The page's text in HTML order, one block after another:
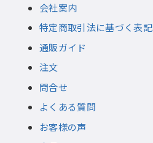
会社案内
特定商取引法に基づく表記
通販ガイド
注文
問合せ
よくある質問
お客様の声